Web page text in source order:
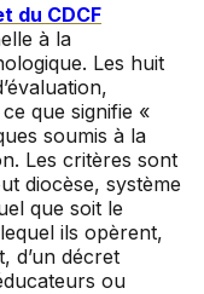
du CDCF
à la
Les huit
que signifie «
soumis à la
Les critères sont
diocèse, système
que soit le
ils opèrent,
d’un décret
ou